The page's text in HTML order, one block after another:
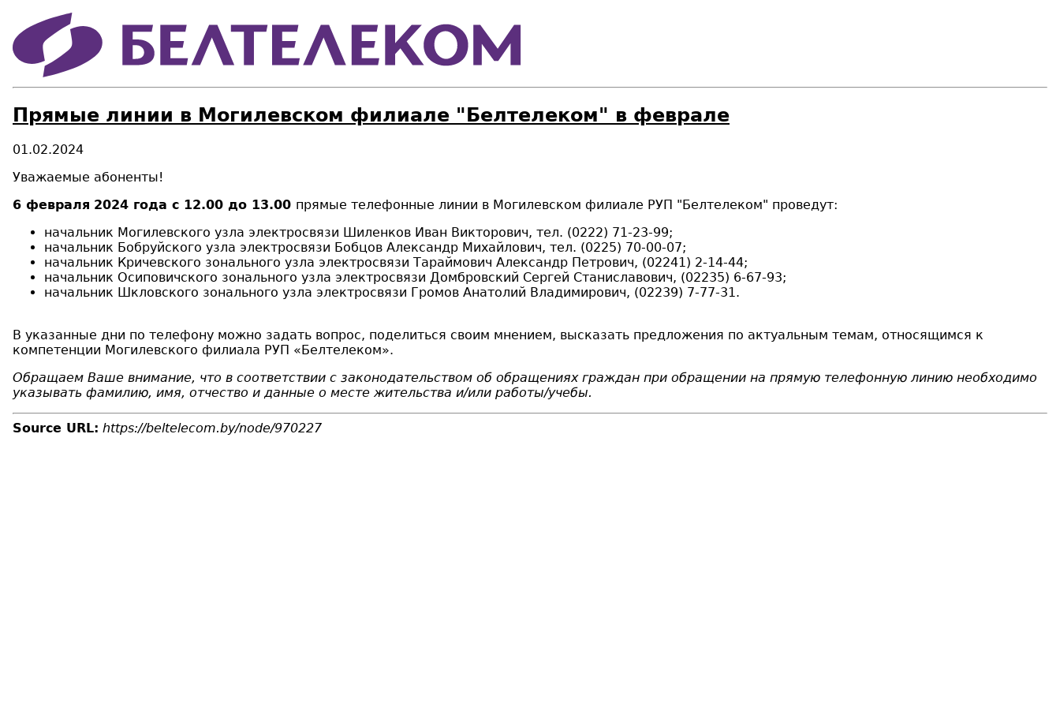
Прямые линии в Могилевском филиале "Белтелеком" в феврале
01.02.2024
Уважаемые абоненты!
6 февраля 2024 года с 12.00 до 13.00 прямые телефонные линии в Могилевском филиале РУП "Белтелеком" проведут:
начальник Могилевского узла электросвязи Шиленков Иван Викторович, тел. (0222) 71-23-99;
начальник Бобруйского узла электросвязи Бобцов Александр Михайлович, тел. (0225) 70-00-07;
начальник Кричевского зонального узла электросвязи Тараймович Александр Петрович, (02241) 2-14-44;
начальник Осиповичского зонального узла электросвязи Домбровский Сергей Станиславович, (02235) 6-67-93;
начальник Шкловского зонального узла электросвязи Громов Анатолий Владимирович, (02239) 7-77-31.
В указанные дни по телефону можно задать вопрос, поделиться своим мнением, высказать предложения по актуальным темам, относящимся к
компетенции Могилевского филиала РУП «Белтелеком».
Обращаем Ваше внимание, что в соответствии с законодательством об обращениях граждан при обращении на прямую телефонную линию необходимо
указывать фамилию, имя, отчество и данные о месте жительства и/или работы/учебы.
Source URL: https://beltelecom.by/node/970227